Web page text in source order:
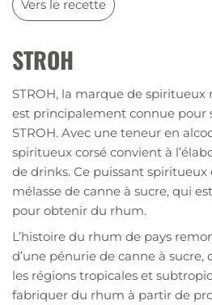
Vers le recette
STROH
STROH, la marque de spiritueux
est principalement connue pour
STROH. Avec une teneur en
spiritueux corsé convient à
de drinks. Ce puissant
mélasse de canne à sucre, qui
pour obtenir du rhum.
L’histoire du rhum de pays
d’une pénurie de canne à sucre,
les régions tropicales et
fabriquer du rhum à partir de